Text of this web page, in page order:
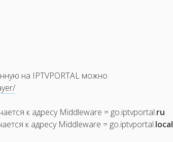
на IPTVPORTAL можно
к адресу Middleware = go.iptvportal.ru
к адресу Middleware = go.iptvportal.local